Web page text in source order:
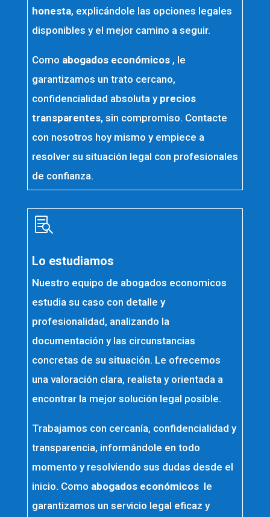
honesta, explicándole las opciones legales
disponibles y el mejor camino a seguir.
Como abogados económicos , le
garantizamos un trato cercano,
confidencialidad absoluta y precios
transparentes, sin compromiso. Contacte
con nosotros hoy mismo y empiece a
resolver su situación legal con profesionales
de confianza.

Lo estudiamos
Nuestro equipo de abogados economicos
estudia su caso con detalle y
profesionalidad, analizando la
documentación y las circunstancias
concretas de su situación. Le ofrecemos
una valoración clara, realista y orientada a
encontrar la mejor solución legal posible.
Trabajamos con cercanía, confidencialidad y
transparencia, informándole en todo
momento y resolviendo sus dudas desde el
inicio. Como abogados económicos le
garantizamos un servicio legal eficaz y